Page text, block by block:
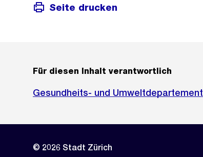
Seite drucken
Für diesen Inhalt verantwortlich
Gesundheits- und Umweltdepartement
© 2026 Stadt Zürich